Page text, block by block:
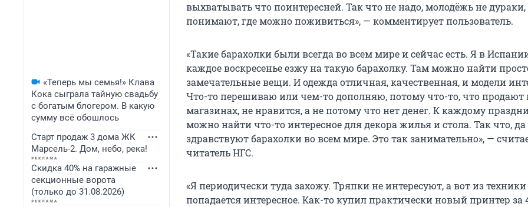
«Теперь мы семья!» Клава
Кока сыграла тайную свадьбу
с богатым блогером. В какую
сумму всё обошлось
Старт продаж 3 дома ЖК
Марсель-2. Дом, небо, река!
Скидка 40% на гаражные
секционные ворота
(только до 31.08.2026)
выхватывать что поинтересней. Так что не надо, молодёжь не
понимают, где можно поживиться», — комментирует пользователь.
«Такие барахолки были всегда во всем мире и сейчас есть. Я в
каждое воскресенье езжу на такую барахолку. Там можно найти
замечательные вещи. И одежда отличная, качественная, и модели
Что-то перешиваю или чем-то дополняю, потому что-то, что продают
магазинах, не нравится, а не потому что нет денег. К каждому
можно найти что-то интересное для декора жилья и стола. Так что, да
здравствуют барахолки во всем мире. Это так занимательно», —
читатель НГС.
«Я периодически туда захожу. Тряпки не интересуют, а вот из техники
попадается интересное. Как-то купил практически новый принтер за